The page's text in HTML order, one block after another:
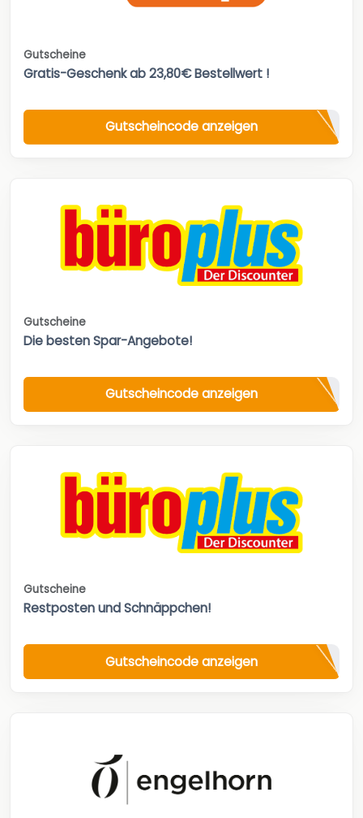
Gutscheine
Gratis-Geschenk ab 23,80€ Bestellwert !
Gutscheincode anzeigen
Gutscheine
Die besten Spar-Angebote!
Gutscheincode anzeigen
Gutscheine
Restposten und Schnäppchen!
Gutscheincode anzeigen